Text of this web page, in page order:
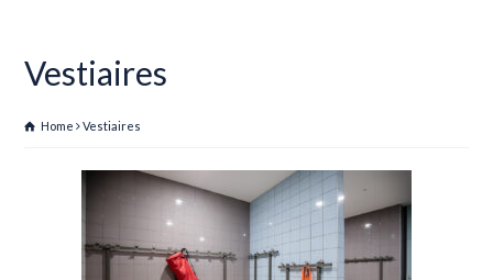
Vestiaires
Home Vestiaires